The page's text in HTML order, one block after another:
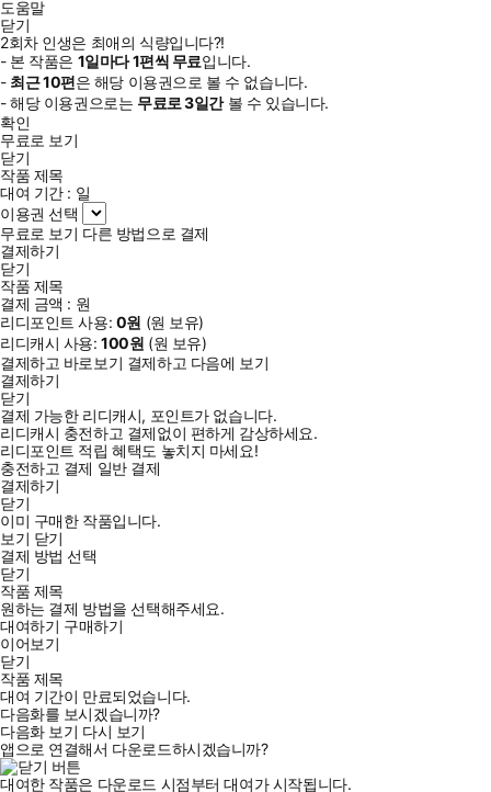
도움말
닫기
2회차 인생은 최애의 식량입니다?!
- 본 작품은 1일마다1편씩 무료입니다.
- 최근10편은 해당 이용권으로 볼 수 없습니다.
- 해당 이용권으로는 무료로3일간볼 수 있습니다.
확인
무료로 보기
닫기
작품 제목
대여 기간 : 일
이용권 선택
무료로 보기 다른 방법으로 결제
결제하기
닫기
작품 제목
결제 금액 : 원
리디포인트 사용: 0원 (원 보유)
리디캐시 사용:100원 (원 보유)
결제하고 바로보기 결제하고 다음에 보기
결제하기
닫기
결제 가능한 리디캐시, 포인트가 없습니다.
리디캐시 충전하고 결제없이 편하게 감상하세요.
리디포인트 적립 혜택도 놓치지 마세요!
충전하고 결제 일반 결제
결제하기
닫기
이미 구매한 작품입니다.
보기 닫기
결제 방법 선택
닫기
작품 제목
원하는 결제 방법을 선택해주세요.
대여하기 구매하기
이어보기
닫기
작품 제목
대여 기간이 만료되었습니다.
다음화를 보시겠습니까?
다음화 보기 다시 보기
앱으로 연결해서 다운로드하시겠습니까?
대여한 작품은 다운로드 시점부터 대여가 시작됩니다.